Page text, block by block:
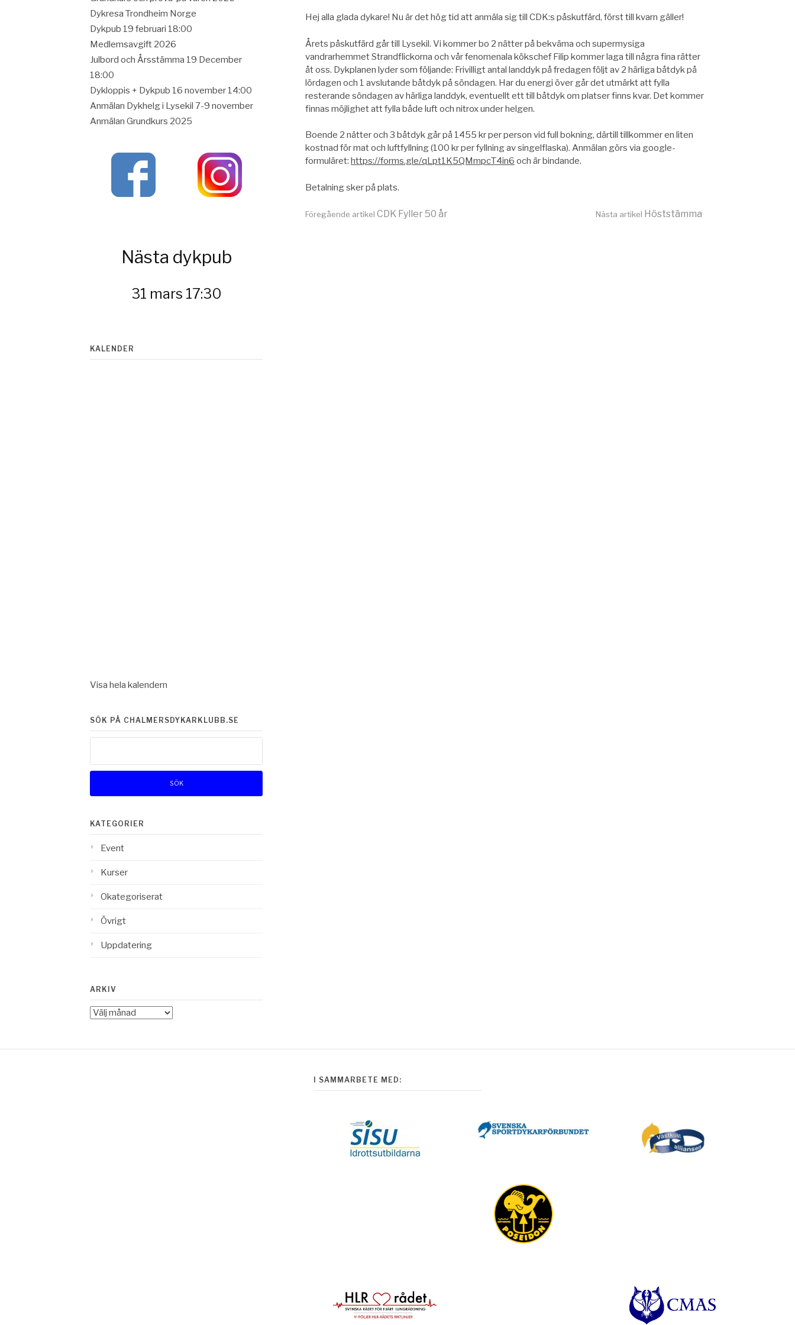
Hej alla glada dykare! Nu är det hög tid att anmäla sig till CDK:s påskutfärd, först till kvarn gäller!
Årets påskutfärd går till Lysekil. Vi kommer bo 2 nätter på bekväma och supermysiga
vandrarhemmet Strandflickorna och vår fenomenala kökschef Filip kommer laga till några fina rätter
åt oss. Dykplanen lyder som följande: Frivilligt antal landdyk på fredagen följt av 2 härliga båtdyk på
lördagen och 1 avslutande båtdyk på söndagen. Har du energi över går det utmärkt att fylla
resterande söndagen av härliga landdyk, eventuellt ett till båtdyk om platser finns kvar. Det kommer
finnas möjlighet att fylla både luft och nitrox under helgen.
Boende 2 nätter och 3 båtdyk går på 1455 kr per person vid full bokning, därtill tillkommer en liten
kostnad för mat och luftfyllning (100 kr per fyllning av singelflaska). Anmälan görs via google-
formuläret: https://forms.gle/qLpt1K5QMmpcT4in6 och är bindande.
Betalning sker på plats.
Fortsätt
Föregående artikel CDK Fyller 50 år Nästa artikel Höststämma
Dykresa Trondheim Norge
Dykpub 19 februari 18:00
Medlemsavgift 2026
Julbord och Årsstämma 19 December
18:00
Dykloppis + Dykpub 16 november 14:00
Anmälan Dykhelg i Lysekil 7-9 november
Anmälan Grundkurs 2025
Nästa dykpub
31 mars 17:30
KALENDER
Visa hela kalendern
SÖK PÅ CHALMERSDYKARKLUBB.SE
KATEGORIER
Event
Kurser
Okategoriserat
Övrigt
Uppdatering
ARKIV
Arkiv
I SAMMARBETE MED: